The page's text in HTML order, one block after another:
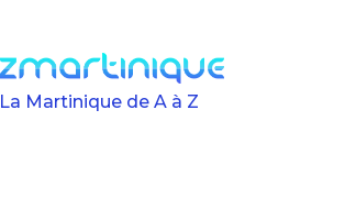
La Martinique de A à Z